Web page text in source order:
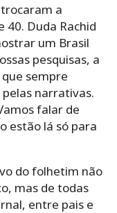
a
40. Duda Rachid
um Brasil
pesquisas, a
sempre
narrativas.
falar de
estão lá só para
do folhetim não
mas de todas
entre pais e